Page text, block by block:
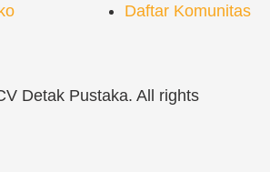
Daftar Komunitas
Detak Pustaka. All rights